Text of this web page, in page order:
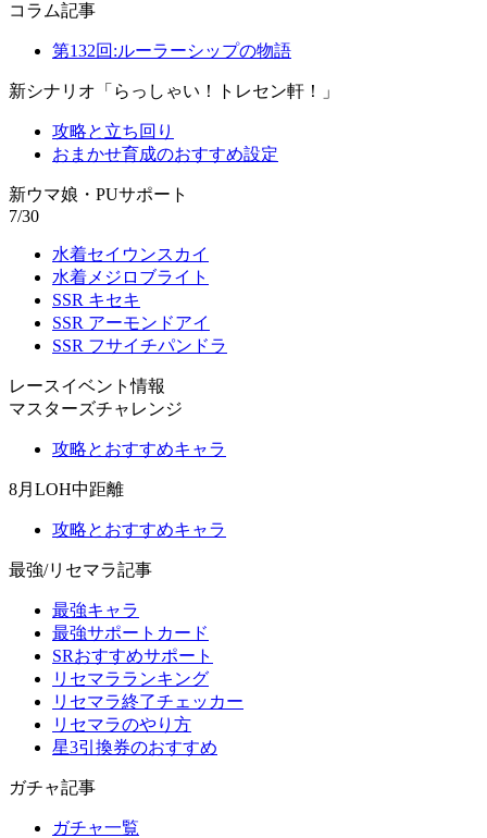
コラム記事
第132回:ルーラーシップの物語
新シナリオ「らっしゃい！トレセン軒！」
攻略と立ち回り
おまかせ育成のおすすめ設定
新ウマ娘・PUサポート
7/30
水着セイウンスカイ
水着メジロブライト
SSR キセキ
SSR アーモンドアイ
SSR フサイチパンドラ
レースイベント情報
マスターズチャレンジ
攻略とおすすめキャラ
8月LOH中距離
攻略とおすすめキャラ
最強/リセマラ記事
最強キャラ
最強サポートカード
SRおすすめサポート
リセマラランキング
リセマラ終了チェッカー
リセマラのやり方
星3引換券のおすすめ
ガチャ記事
ガチャ一覧